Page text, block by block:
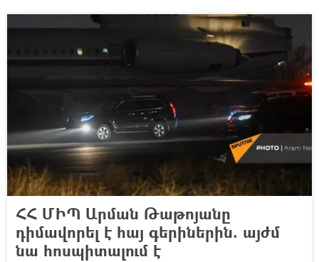
ՀՀ ՄԻՊ Արման Թաթոյանը
դիմավորել է հայ գերիներին. այժմ
նա հոսպիտալում է